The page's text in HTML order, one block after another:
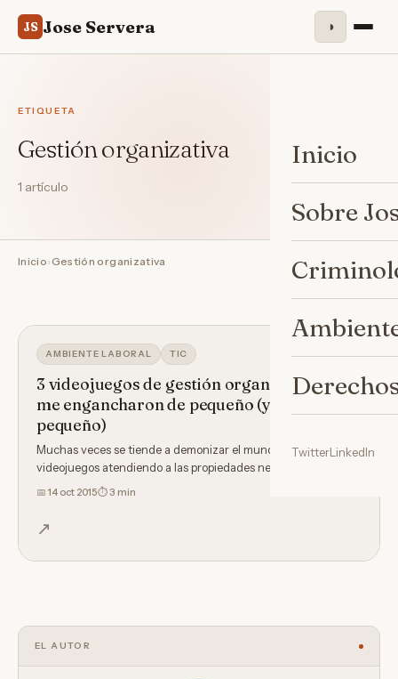
JS Jose Servera ◑
Inicio
Sobre
TwitterLinkedIn
ETIQUETA
Gestión organizativa
1 artículo
Inicio› Gestión organizativa
AMBIENTE LABORAL TIC
3 videojuegos de gestión organizativa que
me engancharon de pequeño (y no tan
pequeño)
Muchas veces se tiende a demonizar el mundo de los
videojuegos atendiendo a las propiedades negativas de
algunos de…
📅 14 oct 2015⏱ 3 min
↗
EL AUTOR